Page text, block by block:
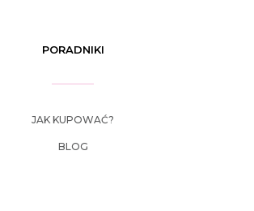
PORADNIKI
JAK KUPOWAĆ?
BLOG